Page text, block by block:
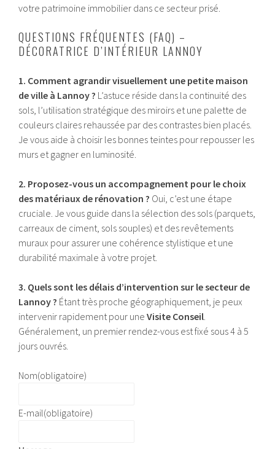
votre patrimoine immobilier dans ce secteur prisé.
QUESTIONS FRÉQUENTES (FAQ) –
DÉCORATRICE D’INTÉRIEUR LANNOY
1. Comment agrandir visuellement une petite maison
de ville à Lannoy ? L’astuce réside dans la continuité des
sols, l’utilisation stratégique des miroirs et une palette de
couleurs claires rehaussée par des contrastes bien placés.
Je vous aide à choisir les bonnes teintes pour repousser les
murs et gagner en luminosité.
2. Proposez-vous un accompagnement pour le choix
des matériaux de rénovation ? Oui, c’est une étape
cruciale. Je vous guide dans la sélection des sols (parquets,
carreaux de ciment, sols souples) et des revêtements
muraux pour assurer une cohérence stylistique et une
durabilité maximale à votre projet.
3. Quels sont les délais d’intervention sur le secteur de
Lannoy ? Étant très proche géographiquement, je peux
intervenir rapidement pour uneVisite Conseil
Généralement, un premier rendez-vous est fixé sous 4 à 5
jours ouvrés.
Nom(obligatoire)
E-mail(obligatoire)